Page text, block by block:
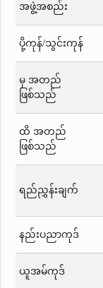
အဖွဲ့အစည်း
ပို့ကုန်/သွင်းကုန်
မှ အတည်
ဖြစ်သည်
ထိ အတည်
ဖြစ်သည်
ရည်ညွှန်းချက်
နည်းပညာကုဒ်
ယူအမ်ကုဒ်